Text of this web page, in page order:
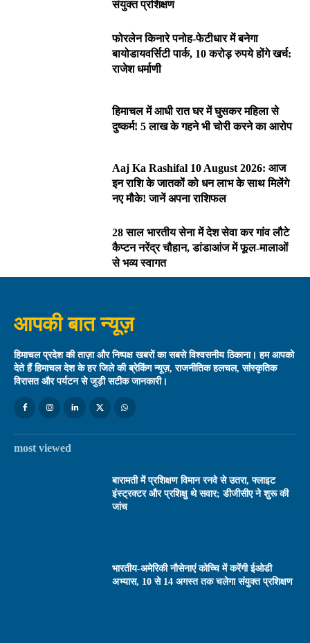
संयुक्त प्रशिक्षण
फोरलेन किनारे पनोह-फेटीधार में बनेगा
बायोडायवर्सिटी पार्क, 10 करोड़ रुपये होंगे खर्च:
राजेश धर्माणी
हिमाचल में आधी रात घर में घुसकर महिला से
दुष्कर्म! 5 लाख के गहने भी चोरी करने का आरोप
Aaj Ka Rashifal 10 August 2026: आज
इन राशि के जातकों को धन लाभ के साथ मिलेंगे
नए मौके! जानें अपना राशिफल
28 साल भारतीय सेना में देश सेवा कर गांव लौटे
कैप्टन नरेंद्र चौहान, डांडाआंज में फूल-मालाओं
से भव्य स्वागत
आपकी बात न्यूज़
हिमाचल प्रदेश की ताज़ा और निष्पक्ष खबरों का सबसे विश्वसनीय ठिकाना। हम आपको
देते हैं हिमाचल देश के हर जिले की ब्रेकिंग न्यूज़, राजनीतिक हलचल, सांस्कृतिक
विरासत और पर्यटन से जुड़ी सटीक जानकारी।
most viewed
बारामती में प्रशिक्षण विमान रनवे से उतरा, फ्लाइट
इंस्ट्रक्टर और प्रशिक्षु थे सवार; डीजीसीए ने शुरू की
जांच
भारतीय-अमेरिकी नौसेनाएं कोच्चि में करेंगी ईओडी
अभ्यास, 10 से 14 अगस्त तक चलेगा संयुक्त प्रशिक्षण